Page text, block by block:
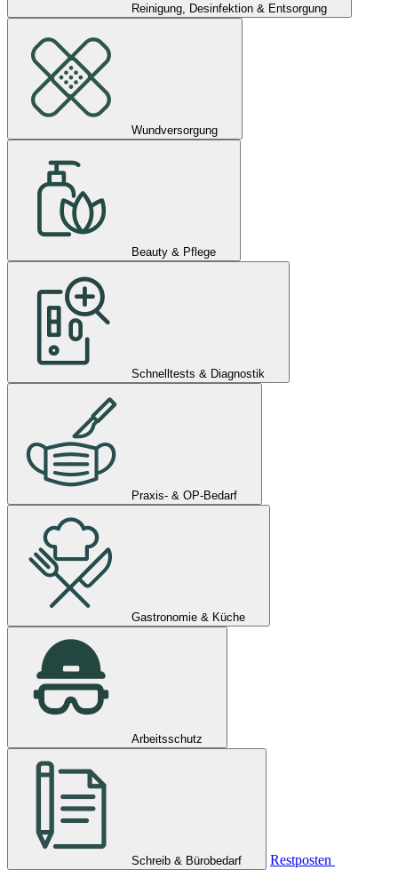
Reinigung, Desinfektion & Entsorgung
Wundversorgung
Beauty & Pflege
Schnelltests & Diagnostik
Praxis- & OP-Bedarf
Gastronomie & Küche
Arbeitsschutz
Schreib & Bürobedarf
Restposten